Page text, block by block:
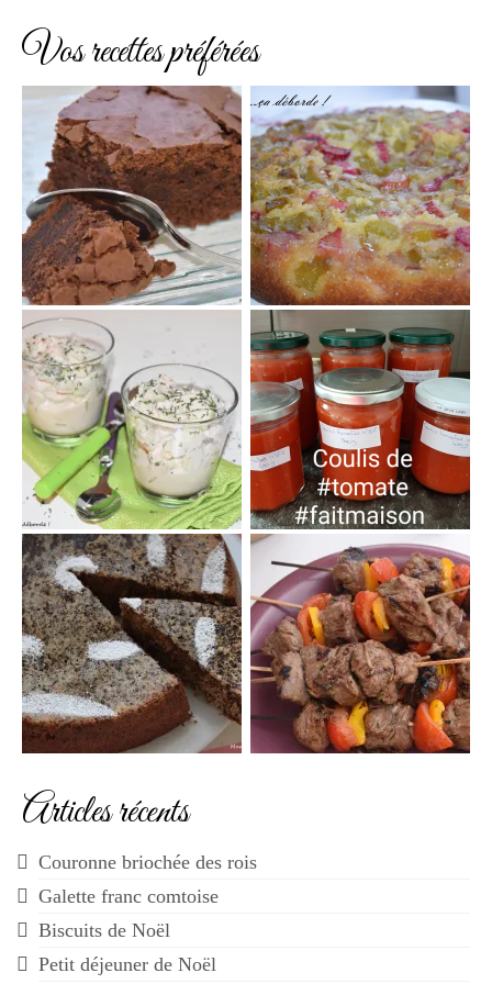
Vos recettes préférées
Articles récents
Couronne briochée des rois
Galette franc comtoise
Biscuits de Noël
Petit déjeuner de Noël